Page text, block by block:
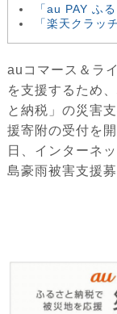
「au PAY ふ
「楽天クラッ
auコマース＆ラ
を支援するため
と納税」の災害
援寄附の受付を
日、インターネ
島豪雨被害支援